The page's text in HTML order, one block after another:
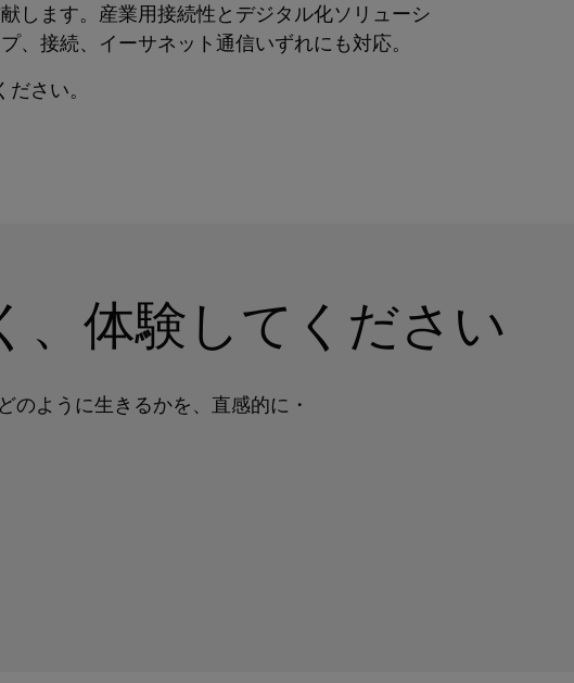
します。産業用接続性とデジタル化ソリューシ
、接続、イーサネット通信いずれにも対応。
さい。
く、体験してください
のように生きるかを、直感的に・